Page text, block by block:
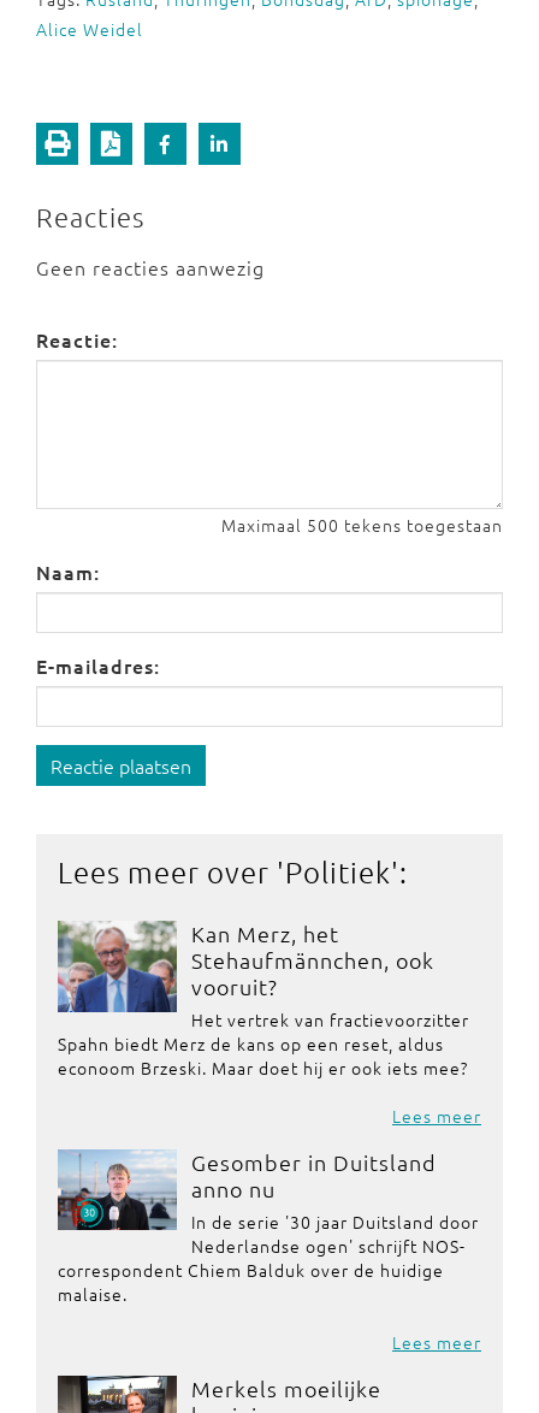
Alice Weidel
Reacties
Geen reacties aanwezig
Reactie:
Maximaal 500 tekens toegestaan
Naam:
E-mailadres:
Reactie plaatsen
Lees meer over 'Politiek':
Kan Merz, het
Stehaufmännchen, ook
vooruit?
Het vertrek van fractievoorzitter
Spahn biedt Merz de kans op een reset, aldus
econoom Brzeski. Maar doet hij er ook iets mee?
Lees meer
Gesomber in Duitsland
anno nu
In de serie '30 jaar Duitsland door
Nederlandse ogen' schrijft NOS-
correspondent Chiem Balduk over de huidige
malaise.
Lees meer
Merkels moeilijke